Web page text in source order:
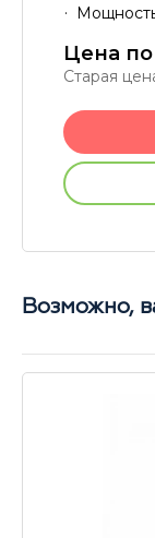
Цена
Старая
Возможно,